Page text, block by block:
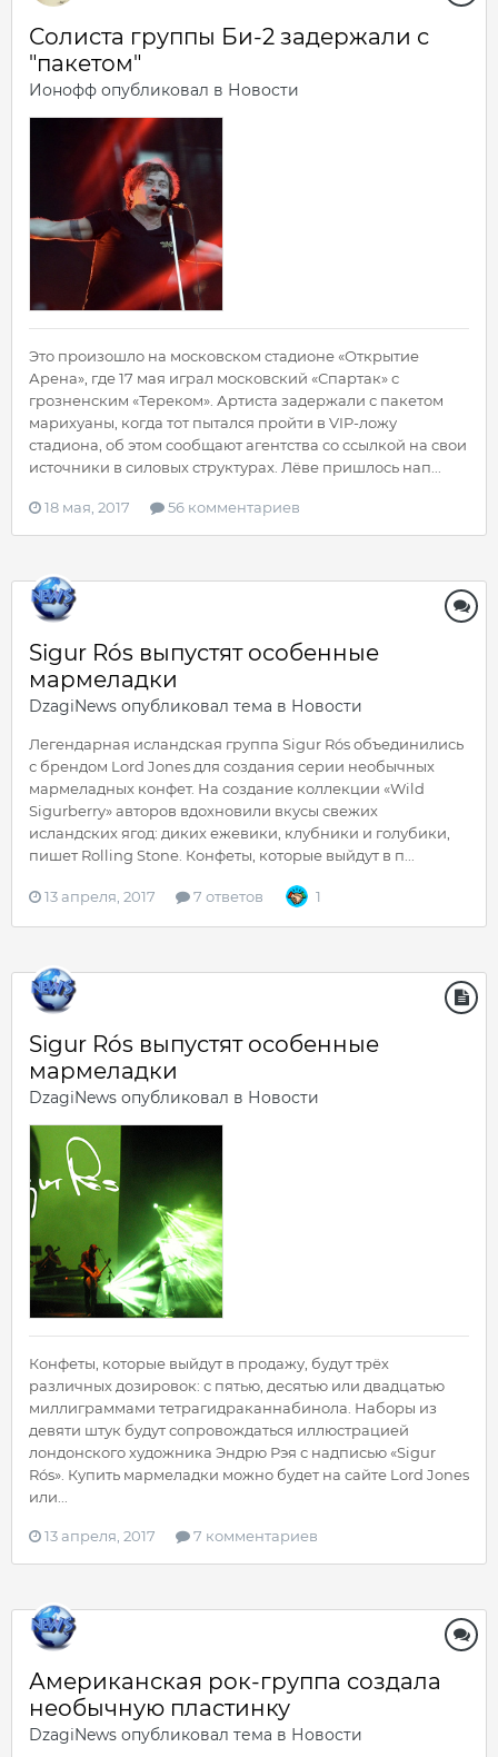
Солиста группы Би-2 задержали с
"пакетом"
Ионофф опубликовал в Новости
Это произошло на московском стадионе «Открытие
Арена», где 17 мая играл московский «Спартак» с
грозненским «Тереком». Артиста задержали с пакетом
марихуаны, когда тот пытался пройти в VIP-ложу
стадиона, об этом сообщают агентства со ссылкой на свои
источники в силовых структурах. Лёве пришлось нап...
18 мая, 2017 56 комментариев
Sigur Rós выпустят особенные
мармеладки
DzagiNews опубликовал тема в Новости
Легендарная исландская группа Sigur Rós объединились
с брендом Lord Jones для создания серии необычных
мармеладных конфет. На создание коллекции «Wild
Sigurberry» авторов вдохновили вкусы свежих
исландских ягод: диких ежевики, клубники и голубики,
пишет Rolling Stone. Конфеты, которые выйдут в п...
13 апреля, 2017 7 ответов 1
Sigur Rós выпустят особенные
мармеладки
DzagiNews опубликовал в Новости
Конфеты, которые выйдут в продажу, будут трёх
различных дозировок: с пятью, десятью или двадцатью
миллиграммами тетрагидраканнабинола. Наборы из
девяти штук будут сопровождаться иллюстрацией
лондонского художника Эндрю Рэя с надписью «Sigur
Rós». Купить мармеладки можно будет на сайте Lord Jones
или...
13 апреля, 2017 7 комментариев
Американская рок-группа создала
необычную пластинку
DzagiNews опубликовал тема в Новости